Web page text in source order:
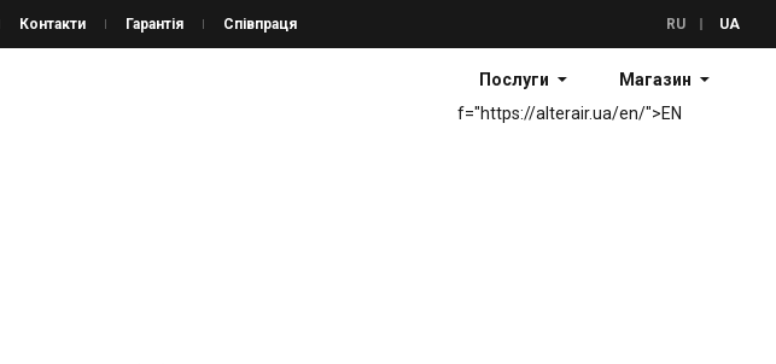
Контакти Гарантія Співпраця RU UA
Послуги
Магазин
f="https://alterair.ua/en/">EN